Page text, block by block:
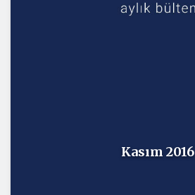
Kasım 2016